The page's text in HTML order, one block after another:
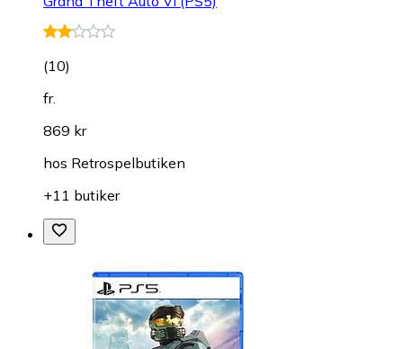
(10)
fr.
869 kr
hos Retrospelbutiken
+11 butiker